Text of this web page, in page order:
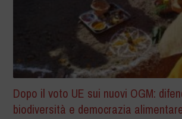
Dopo il voto UE sui nuovi OGM:
biodiversità e democrazia